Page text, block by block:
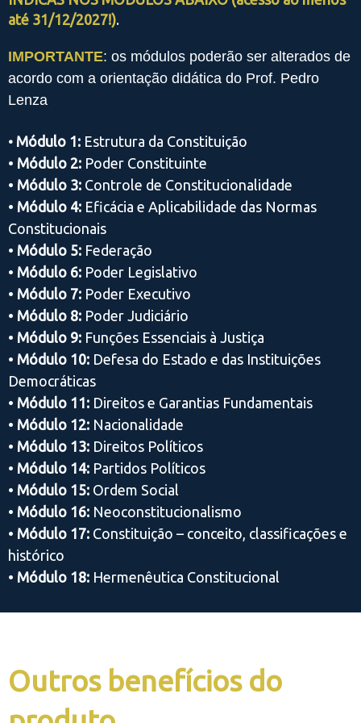
até 31/12/2027!).
IMPORTANTE: os módulos poderão ser alterados de
acordo com a orientação didática do Prof. Pedro
Lenza
• Módulo 1: Estrutura da Constituição
• Módulo 2: Poder Constituinte
• Módulo 3: Controle de Constitucionalidade
• Módulo 4: Eficácia e Aplicabilidade das Normas
Constitucionais
• Módulo 5: Federação
• Módulo 6: Poder Legislativo
• Módulo 7: Poder Executivo
• Módulo 8: Poder Judiciário
• Módulo 9: Funções Essenciais à Justiça
• Módulo 10: Defesa do Estado e das Instituições
Democráticas
• Módulo 11: Direitos e Garantias Fundamentais
• Módulo 12: Nacionalidade
• Módulo 13: Direitos Políticos
• Módulo 14: Partidos Políticos
• Módulo 15: Ordem Social
• Módulo 16: Neoconstitucionalismo
• Módulo 17: Constituição – conceito, classificações e
histórico
• Módulo 18: Hermenêutica Constitucional
Outros benefícios do